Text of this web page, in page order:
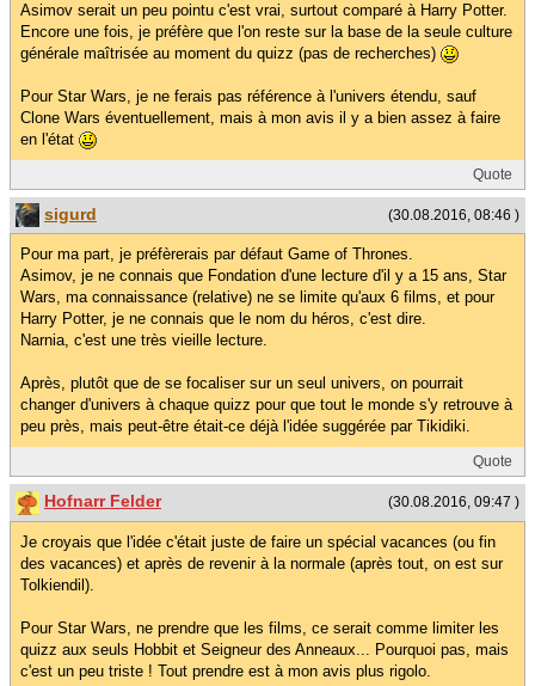
Asimov serait un peu pointu c'est vrai, surtout comparé à Harry Potter.
Encore une fois, je préfère que l'on reste sur la base de la seule culture
générale maîtrisée au moment du quizz (pas de recherches)
Pour Star Wars, je ne ferais pas référence à l'univers étendu, sauf
Clone Wars éventuellement, mais à mon avis il y a bien assez à faire
en l'état
Quote
(30.08.2016, 08:46 )
sigurd
Pour ma part, je préfèrerais par défaut Game of Thrones.
Asimov, je ne connais que Fondation d'une lecture d'il y a 15 ans, Star
Wars, ma connaissance (relative) ne se limite qu'aux 6 films, et pour
Harry Potter, je ne connais que le nom du héros, c'est dire.
Narnia, c'est une très vieille lecture.
Après, plutôt que de se focaliser sur un seul univers, on pourrait
changer d'univers à chaque quizz pour que tout le monde s'y retrouve à
peu près, mais peut-être était-ce déjà l'idée suggérée par Tikidiki.
Quote
(30.08.2016, 09:47 )
Hofnarr Felder
Je croyais que l'idée c'était juste de faire un spécial vacances (ou fin
des vacances) et après de revenir à la normale (après tout, on est sur
Tolkiendil).
Pour Star Wars, ne prendre que les films, ce serait comme limiter les
quizz aux seuls Hobbit et Seigneur des Anneaux... Pourquoi pas, mais
c'est un peu triste ! Tout prendre est à mon avis plus rigolo.